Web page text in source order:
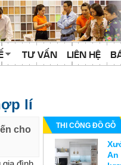
TƯ VẤN LIÊN HỆ
lí
cho
THI CÔNG ĐỒ GỖ
An